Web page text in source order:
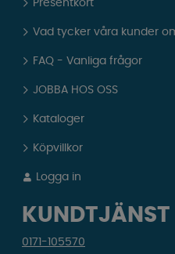
Presentkort
Vad tycker våra kunder
FAQ - Vanliga frågor
JOBBA HOS OSS
Kataloger
Köpvillkor
Logga in
KUNDTJÄNST
0171-105570